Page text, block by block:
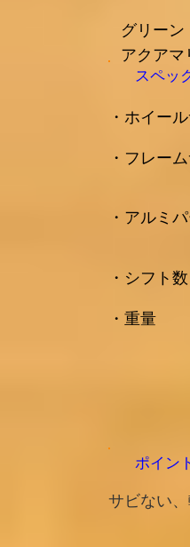
グリー
アクアマ
スペッ
・ホイー
・フレー
・アルミ
・シフト数
​・重量
ポイン
サビない